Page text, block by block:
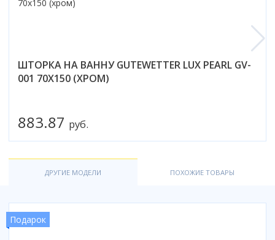
Смотреть все
С распашной дверью
Со складной дверью
Высота кабины
200 см
Смотреть все
Комплектующие
ШТОРКА НА ВАННУ GUTEWETTER LUX PEARL GV-
001 70X150 (ХРОМ)
883.87 руб.
ДРУГИЕ МОДЕЛИ ПОХОЖИЕ ТОВАРЫ
Подарок